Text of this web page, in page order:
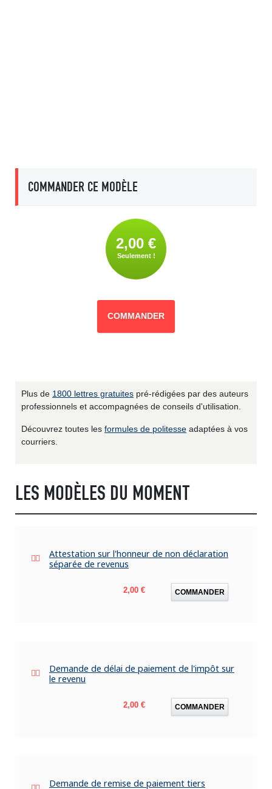
COMMANDER CE MODÈLE
2,00 €
Seulement !
COMMANDER
Plus de 1800 lettres gratuites pré-rédigées par des auteurs
professionnels et accompagnées de conseils d'utilisation.
Découvrez toutes les formules de politesse adaptées à vos
courriers.
LES MODÈLES DU MOMENT
Attestation sur l'honneur de non déclaration
séparée de revenus
Prix
2,00 € COMMANDER
Demande de délai de paiement de l'impôt sur
le revenu
Prix
2,00 € COMMANDER
Demande de remise de paiement tiers